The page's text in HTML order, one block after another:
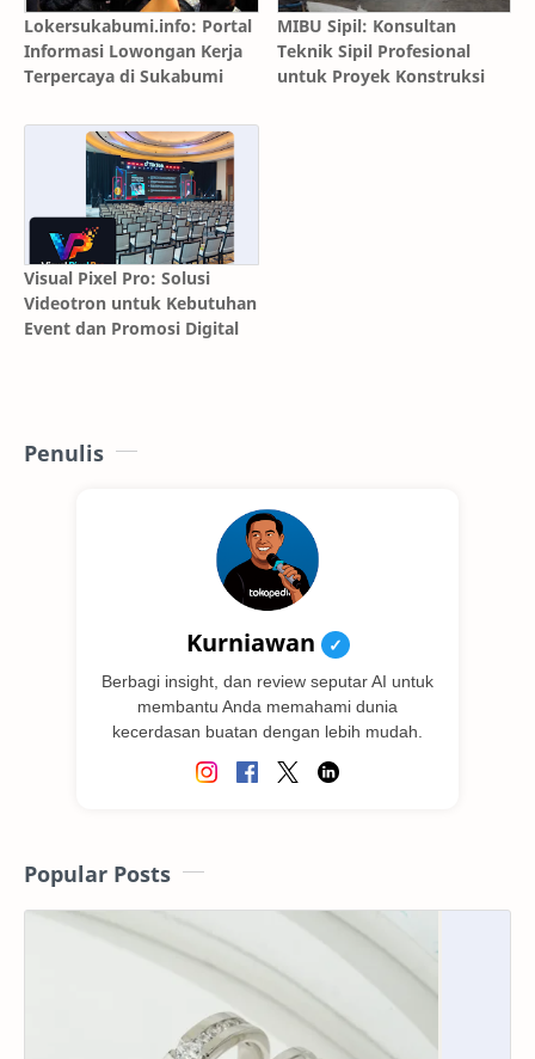
Lokersukabumi.info: Portal
Informasi Lowongan Kerja
Terpercaya di Sukabumi
MIBU Sipil: Konsultan
Teknik Sipil Profesional
untuk Proyek Konstruksi
Visual Pixel Pro: Solusi
Videotron untuk Kebutuhan
Event dan Promosi Digital
Penulis
Kurniawan ✓
Berbagi insight, dan review seputar AI untuk
membantu Anda memahami dunia
kecerdasan buatan dengan lebih mudah.
Popular Posts